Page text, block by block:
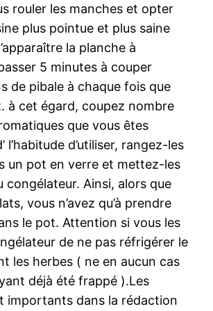
rouler les manches et opter
plus pointue et plus saine
la planche à
5 minutes à couper
de pibale à chaque fois que
à cet égard, coupez nombre
que vous êtes
l’habitude d’utiliser, rangez-les
un pot en verre et mettez-les
congélateur. Ainsi, alors que
vous n’avez qu’à prendre
le pot. Attention si vous les
de ne pas réfrigérer le
les herbes ( ne en aucun cas
déjà été frappé ).Les
importants dans la rédaction